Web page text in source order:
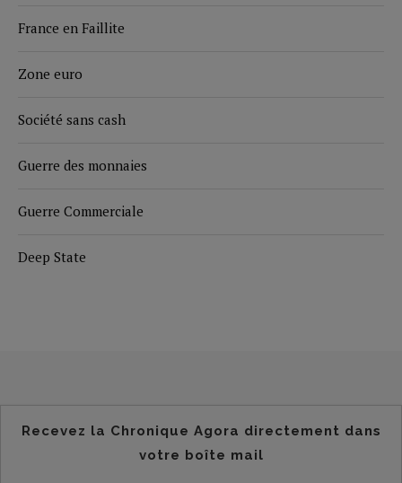
France en Faillite
Zone euro
Société sans cash
Guerre des monnaies
Guerre Commerciale
Deep State
Recevez la Chronique Agora directement dans
votre boîte mail